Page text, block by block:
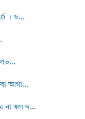
। ড...
আগা...
বা ঋণ গ...